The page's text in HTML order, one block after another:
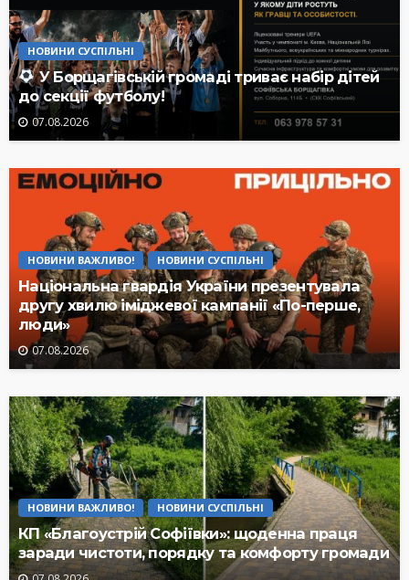
НОВИНИ СУСПІЛЬНІ
У Борщагівській громаді триває набір дітей
до секції футболу!
07.08.2026
НОВИНИ ВАЖЛИВО! НОВИНИ СУСПІЛЬНІ
Національна гвардія України презентувала
другу хвилю іміджевої кампанії «По-перше,
люди»
07.08.2026
НОВИНИ ВАЖЛИВО! НОВИНИ СУСПІЛЬНІ
КП «Благоустрій Софіївки»: щоденна праця
заради чистоти, порядку та комфорту громади